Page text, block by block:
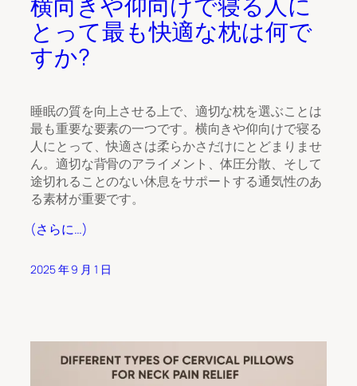
とって最も快適な枕は何で
すか?
睡眠の質を向上させる上で、適切な枕を選ぶことは
最も重要な要素の一つです。横向きや仰向けで寝る
人にとって、快適さは柔らかさだけにとどまりませ
ん。適切な背骨のアライメント、体圧分散、そして
途切れることのない休息をサポートする通気性のあ
る素材が重要です。
(さらに…)
2025 年 9 月 1 日